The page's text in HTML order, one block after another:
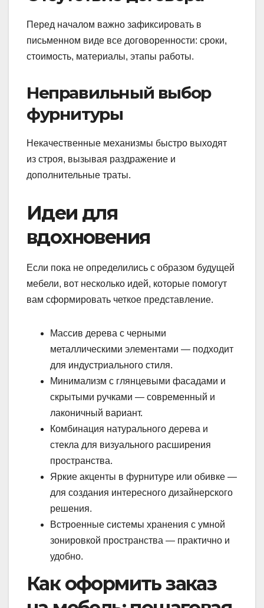
Перед началом важно зафиксировать в
письменном виде все договоренности: сроки,
стоимость, материалы, этапы работы.
Неправильный выбор
фурнитуры
Некачественные механизмы быстро выходят
из строя, вызывая раздражение и
дополнительные траты.
Идеи для
вдохновения
Если пока не определились с образом будущей
мебели, вот несколько идей, которые помогут
вам сформировать четкое представление.
Массив дерева с черными
металлическими элементами — подходит
для индустриального стиля.
Минимализм с глянцевыми фасадами и
скрытыми ручками — современный и
лаконичный вариант.
Комбинация натурального дерева и
стекла для визуального расширения
пространства.
Яркие акценты в фурнитуре или обивке —
для создания интересного дизайнерского
решения.
Встроенные системы хранения с умной
зонировкой пространства — практично и
удобно.
Как оформить заказ